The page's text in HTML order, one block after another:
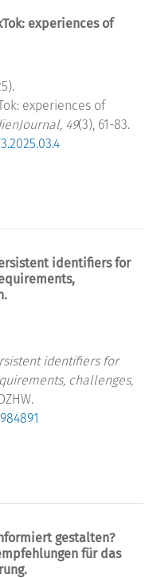
experiences of
experiences of
49(3), 61-83.
identifiers for
identifiers for
challenges,
gestalten?
für das